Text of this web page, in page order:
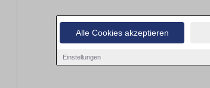
Alle Cookies akzeptieren
Einstellungen